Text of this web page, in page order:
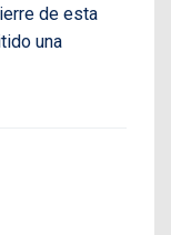
de esta
una